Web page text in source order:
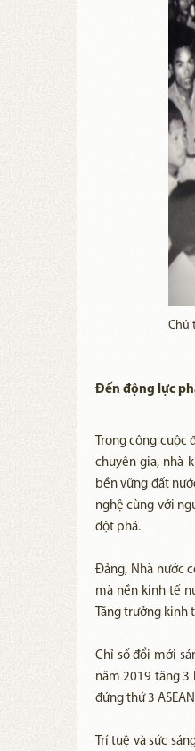
Chủ
Đến động lực
Trong công cuộc
chuyên gia, nhà
bền vững đất
nghệ cùng với
đột phá.
Đảng, Nhà nước
mà nền kinh tế
Tăng trưởng kinh
Chỉ số đổi mới
năm 2019 tăng
đứng thứ 3
Trí tuệ và sức